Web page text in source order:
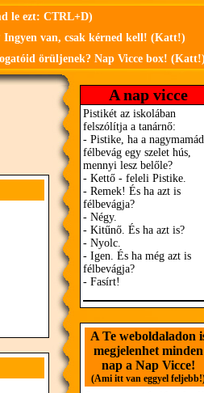
le ezt: CTRL+D)
Ingyen van, csak kérned kell! (Katt!)
örüljenek? Nap Vicce box! (Katt!)
A nap vicce
A Te weboldaladon
megjelenhet minden
nap a Nap Vicce!
(Ami itt van eggyel